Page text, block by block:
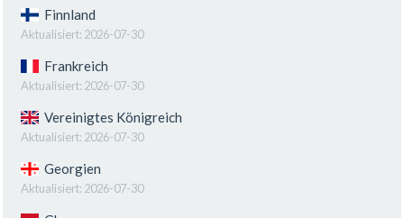
Finnland
Aktualisiert: 2026-07-30
Frankreich
Aktualisiert: 2026-07-30
Vereinigtes Königreich
Aktualisiert: 2026-07-30
Georgien
Aktualisiert: 2026-07-30